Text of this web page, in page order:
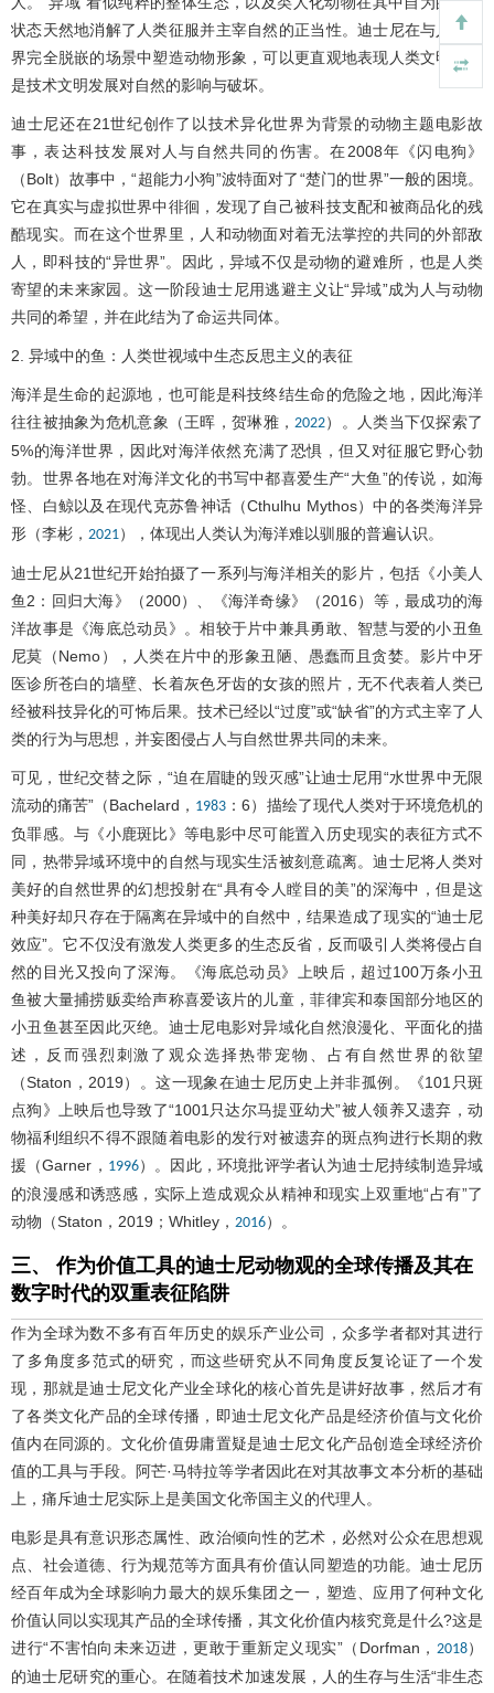
状态天然地消解了人类征服并主宰自然的正当性。迪士尼在与人类世
界完全脱嵌的场景中塑造动物形象，可以更直观地表现人类文明尤其
是技术文明发展对自然的影响与破坏。
迪士尼还在21世纪创作了以技术异化世界为背景的动物主题电影故
事，表达科技发展对人与自然共同的伤害。在2008年《闪电狗》
（Bolt）故事中，“超能力小狗”波特面对了“楚门的世界”一般的困境。
它在真实与虚拟世界中徘徊，发现了自己被科技支配和被商品化的残
酷现实。而在这个世界里，人和动物面对着无法掌控的共同的外部敌
人，即科技的“异世界”。因此，异域不仅是动物的避难所，也是人类
寄望的未来家园。这一阶段迪士尼用逃避主义让“异域”成为人与动物
共同的希望，并在此结为了命运共同体。
2. 异域中的鱼：人类世视域中生态反思主义的表征
海洋是生命的起源地，也可能是科技终结生命的危险之地，因此海洋
往往被抽象为危机意象（王晖，贺琳雅， 2022）。人类当下仅探索了
5%的海洋世界，因此对海洋依然充满了恐惧，但又对征服它野心勃
勃。世界各地在对海洋文化的书写中都喜爱生产“大鱼”的传说，如海
怪、白鲸以及在现代克苏鲁神话（Cthulhu Mythos）中的各类海洋异
形（李彬， 2021），体现出人类认为海洋难以驯服的普遍认识。
迪士尼从21世纪开始拍摄了一系列与海洋相关的影片，包括《小美人
鱼2：回归大海》（2000）、《海洋奇缘》（2016）等，最成功的海
洋故事是《海底总动员》。相较于片中兼具勇敢、智慧与爱的小丑鱼
尼莫（Nemo），人类在片中的形象丑陋、愚蠢而且贪婪。影片中牙
医诊所苍白的墙壁、长着灰色牙齿的女孩的照片，无不代表着人类已
经被科技异化的可怖后果。技术已经以“过度”或“缺省”的方式主宰了人
类的行为与思想，并妄图侵占人与自然世界共同的未来。
可见，世纪交替之际，“迫在眉睫的毁灭感”让迪士尼用“水世界中无限
流动的痛苦”（Bachelard， 1983 ：6）描绘了现代人类对于环境危机的
负罪感。与《小鹿斑比》等电影中尽可能置入历史现实的表征方式不
同，热带异域环境中的自然与现实生活被刻意疏离。迪士尼将人类对
美好的自然世界的幻想投射在“具有令人瞠目的美”的深海中，但是这
种美好却只存在于隔离在异域中的自然中，结果造成了现实的“迪士尼
效应”。它不仅没有激发人类更多的生态反省，反而吸引人类将侵占自
然的目光又投向了深海。《海底总动员》上映后，超过100万条小丑
鱼被大量捕捞贩卖给声称喜爱该片的儿童，菲律宾和泰国部分地区的
小丑鱼甚至因此灭绝。迪士尼电影对异域化自然浪漫化、平面化的描
述，反而强烈刺激了观众选择热带宠物、占有自然世界的欲望
（Staton，2019）。这一现象在迪士尼历史上并非孤例。《101只斑
点狗》上映后也导致了“1001只达尔马提亚幼犬”被人领养又遗弃，动
物福利组织不得不跟随着电影的发行对被遗弃的斑点狗进行长期的救
援（Garner， 1996）。因此，环境批评学者认为迪士尼持续制造异域
的浪漫感和诱惑感，实际上造成观众从精神和现实上双重地“占有”了
动物（Staton，2019；Whitley， 2016）。
三、 作为价值工具的迪士尼动物观的全球传播及其在
数字时代的双重表征陷阱
作为全球为数不多有百年历史的娱乐产业公司，众多学者都对其进行
了多角度多范式的研究，而这些研究从不同角度反复论证了一个发
现，那就是迪士尼文化产业全球化的核心首先是讲好故事，然后才有
了各类文化产品的全球传播，即迪士尼文化产品是经济价值与文化价
值内在同源的。文化价值毋庸置疑是迪士尼文化产品创造全球经济价
值的工具与手段。阿芒·马特拉等学者因此在对其故事文本分析的基础
上，痛斥迪士尼实际上是美国文化帝国主义的代理人。
电影是具有意识形态属性、政治倾向性的艺术，必然对公众在思想观
点、社会道德、行为规范等方面具有价值认同塑造的功能。迪士尼历
经百年成为全球影响力最大的娱乐集团之一，塑造、应用了何种文化
价值认同以实现其产品的全球传播，其文化价值内核究竟是什么?这是
进行“不害怕向未来迈进，更敢于重新定义现实”（Dorfman， 2018）
的迪士尼研究的重心。在随着技术加速发展，人的生存与生活“非生态